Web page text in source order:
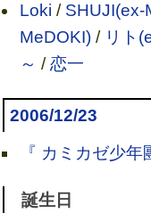
Loki / SHUJI(ex-
MeDOKI)/ リト
～ /恋一
2006/12/23
『 カミカゼ少年
誕生日